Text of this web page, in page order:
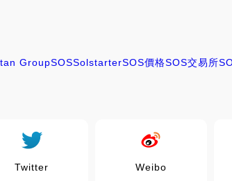
GroupSOSSolstarterSOS價格SOS交易所
Twitter Weibo